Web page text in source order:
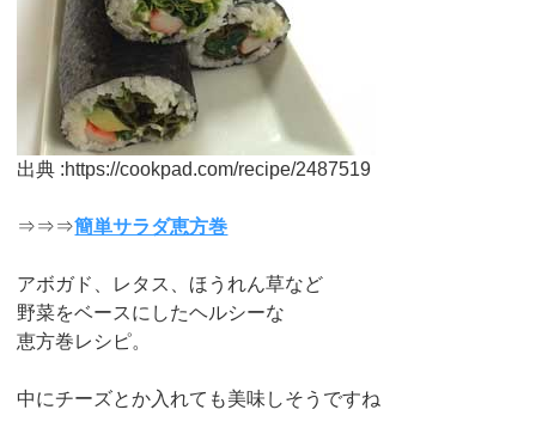
出典 :https://cookpad.com/recipe/2487519
⇒⇒⇒簡単サラダ恵方巻
アボガド、レタス、ほうれん草など
野菜をベースにしたヘルシーな
恵方巻レシピ。
中にチーズとか入れても美味しそうですね